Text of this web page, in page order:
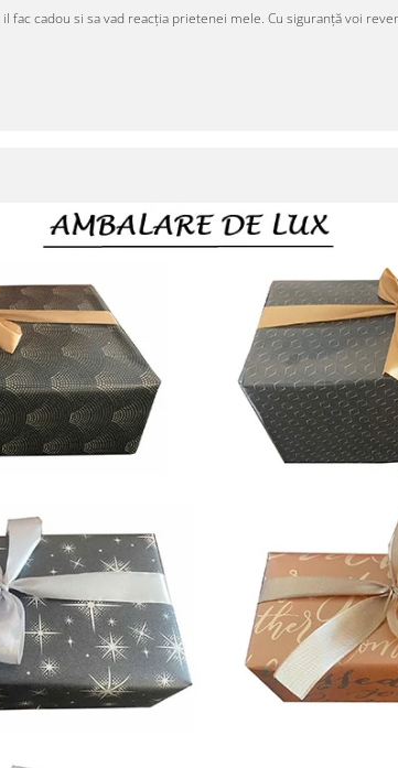
fac cadou si sa vad reacția prietenei mele. Cu siguranță voi